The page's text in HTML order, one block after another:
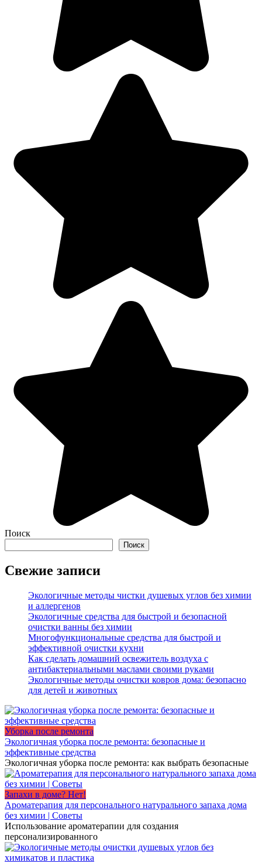
Поиск
Поиск
Свежие записи
Экологичные методы чистки душевых углов без химии
и аллергенов
Экологичные средства для быстрой и безопасной
очистки ванны без химии
Многофункциональные средства для быстрой и
эффективной очистки кухни
Как сделать домашний освежитель воздуха с
антибактериальными маслами своими руками
Экологичные методы очистки ковров дома: безопасно
для детей и животных
Уборка после ремонта
Экологичная уборка после ремонта: безопасные и
эффективные средства
Экологичная уборка после ремонта: как выбрать безопасные
Запахи в доме? Нет!
Ароматерапия для персонального натурального запаха дома
без химии | Советы
Использование ароматерапии для создания
персонализированного